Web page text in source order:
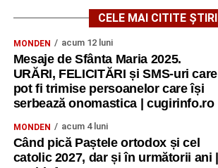
CELE MAI CITITE ȘTIRI
MONDEN acum 12 luni
Mesaje de Sfânta Maria 2025.
URĂRI, FELICITĂRI și SMS-uri care
pot fi trimise persoanelor care își
serbează onomastica | cugirinfo.ro
MONDEN acum 4 luni
Când pică Paștele ortodox și cel
catolic 2027, dar și în următorii ani |